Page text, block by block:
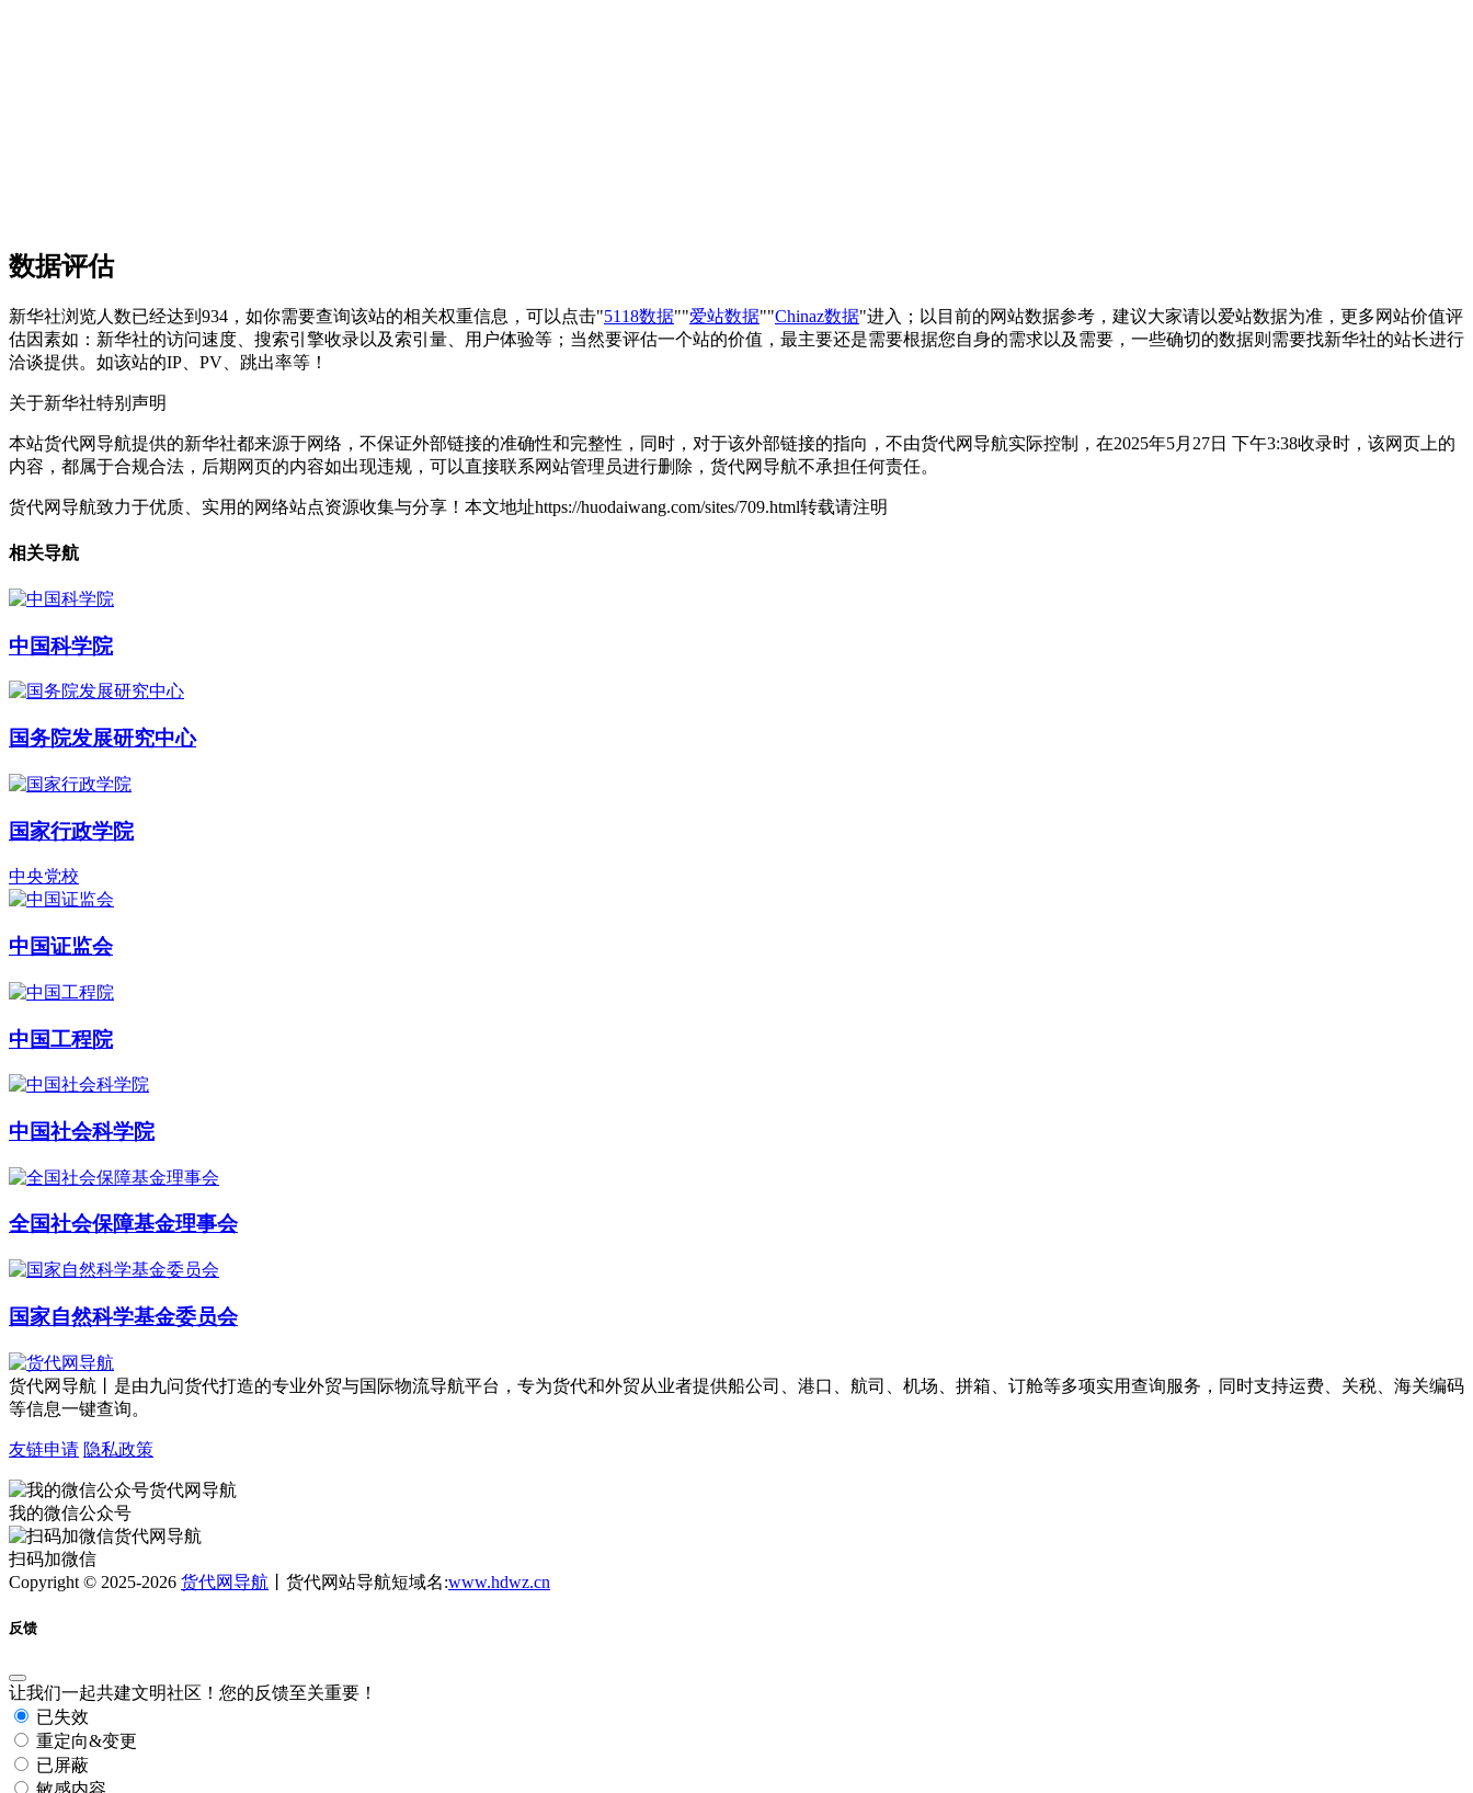
数据评估
新华社浏览人数已经达到934，如你需要查询该站的相关权重信息，可以点击"5118数据""爱站数据""Chinaz数据"进入；以目前的网站数据参考，建议大家请以爱站数据为准，更多网站价值评
估因素如：新华社的访问速度、搜索引擎收录以及索引量、用户体验等；当然要评估一个站的价值，最主要还是需要根据您自身的需求以及需要，一些确切的数据则需要找新华社的站长进行
洽谈提供。如该站的IP、PV、跳出率等！
关于新华社特别声明
本站货代网导航提供的新华社都来源于网络，不保证外部链接的准确性和完整性，同时，对于该外部链接的指向，不由货代网导航实际控制，在2025年5月27日 下午3:38收录时，该网页上的
内容，都属于合规合法，后期网页的内容如出现违规，可以直接联系网站管理员进行删除，货代网导航不承担任何责任。
货代网导航致力于优质、实用的网络站点资源收集与分享！ 本文地址https://huodaiwang.com/sites/709.html转载请注明
相关导航
中国科学院
国务院发展研究中心
国家行政学院
中央党校
中国证监会
中国工程院
中国社会科学院
全国社会保障基金理事会
国家自然科学基金委员会
货代网导航丨是由九问货代打造的专业外贸与国际物流导航平台，专为货代和外贸从业者提供船公司、港口、航司、机场、拼箱、订舱等多项实用查询服务，同时支持运费、关税、海关编码
等信息一键查询。
友链申请 隐私政策
我的微信公众号
扫码加微信
Copyright © 2025-2026 货代网导航 丨货代网站导航短域名:www.hdwz.cn
反馈
让我们一起共建文明社区！您的反馈至关重要！
已失效
重定向&变更
已屏蔽
敏感内容